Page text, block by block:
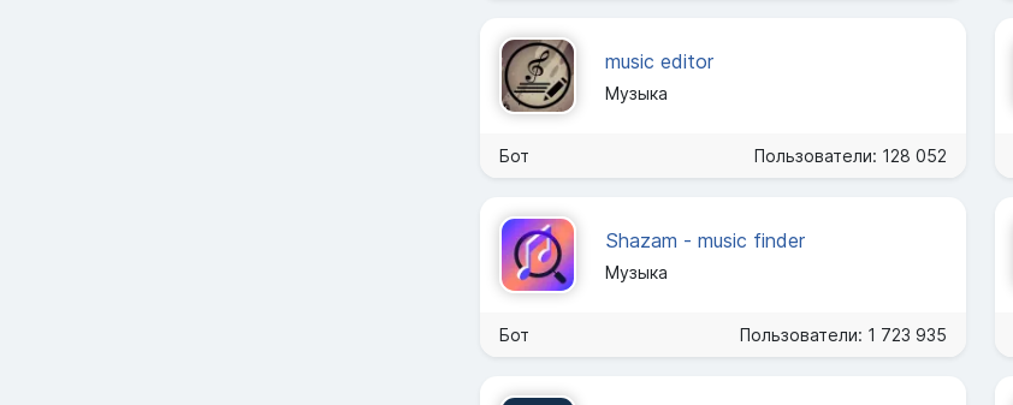
music editor
Музыка
Бот Пользователи: 128 052
Shazam - music finder
Музыка
Бот Пользователи: 1 723 935